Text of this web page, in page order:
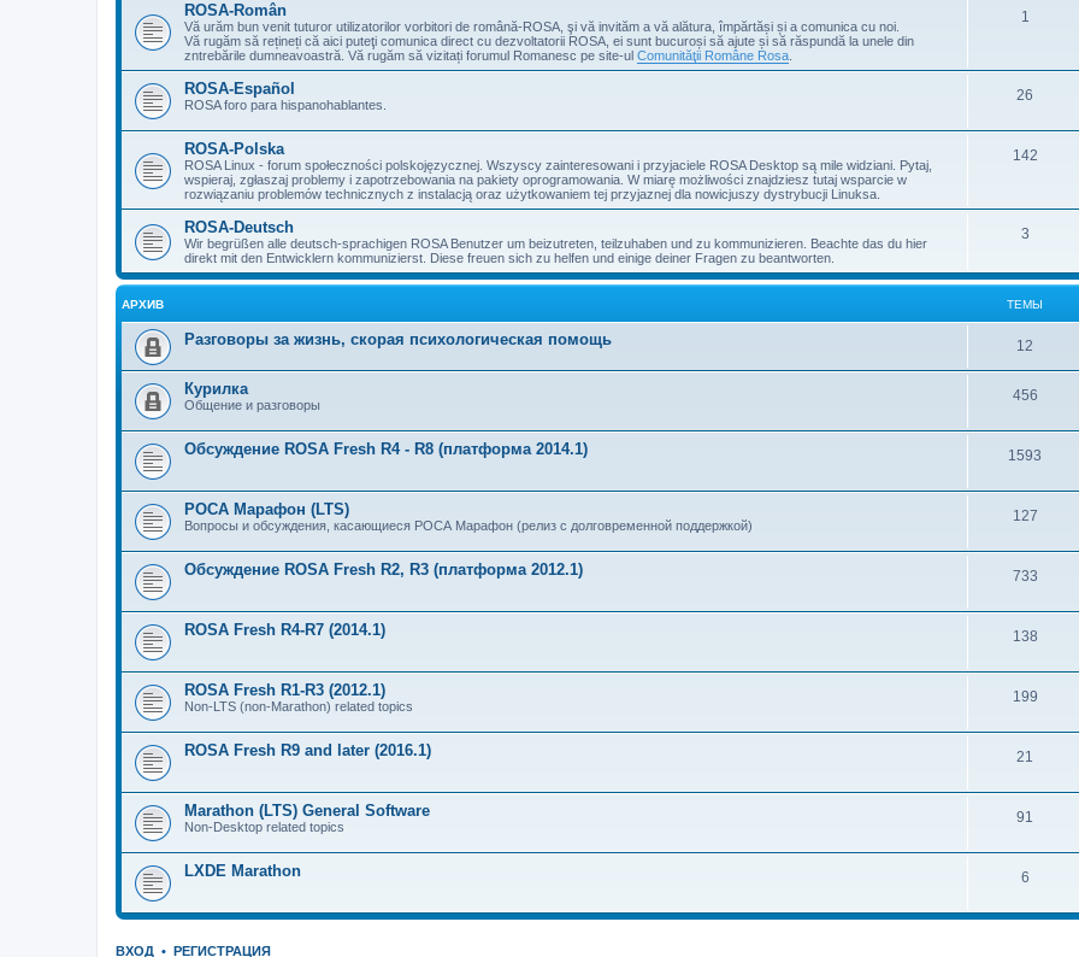
ROSA-Român
Vă urăm bun venit tuturor utilizatorilor vorbitori de română-ROSA, şi vă invităm a vă alătura, împărtăși și a comunica cu noi.
Vă rugăm să rețineți că aici puteţi comunica direct cu dezvoltatorii ROSA, ei sunt bucuroși să ajute și să răspundă la unele din
zntrebările dumneavoastră. Vă rugăm să vizitați forumul Romanesc pe site-ul Comunităţii Române Rosa
1
ROSA-Español
ROSA foro para hispanohablantes.
26
ROSA-Polska
ROSA Linux - forum społeczności polskojęzycznej. Wszyscy zainteresowani i przyjaciele ROSA Desktop są mile widziani. Pytaj,
wspieraj, zgłaszaj problemy i zapotrzebowania na pakiety oprogramowania. W miarę możliwości znajdziesz tutaj wsparcie w
rozwiązaniu problemów technicznych z instalacją oraz użytkowaniem tej przyjaznej dla nowicjuszy dystrybucji Linuksa.
142
ROSA-Deutsch
Wir begrüßen alle deutsch-sprachigen ROSA Benutzer um beizutreten, teilzuhaben und zu kommunizieren. Beachte das du hier
direkt mit den Entwicklern kommunizierst. Diese freuen sich zu helfen und einige deiner Fragen zu beantworten.
3
АРХИВ ТЕМЫ
Разговоры за жизнь, скорая психологическая помощь 12
Курилка
Общение и разговоры
456
Обсуждение ROSA Fresh R4 - R8 (платформа 2014.1) 1593
РОСА Марафон (LTS)
Вопросы и обсуждения, касающиеся РОСА Марафон (релиз с долговременной поддержкой)
127
Обсуждение ROSA Fresh R2, R3 (платформа 2012.1) 733
ROSA Fresh R4-R7 (2014.1) 138
ROSA Fresh R1-R3 (2012.1)
Non-LTS (non-Marathon) related topics
199
ROSA Fresh R9 and later (2016.1) 21
Marathon (LTS) General Software
Non-Desktop related topics
91
LXDE Marathon 6
ВХОД • РЕГИСТРАЦИЯ